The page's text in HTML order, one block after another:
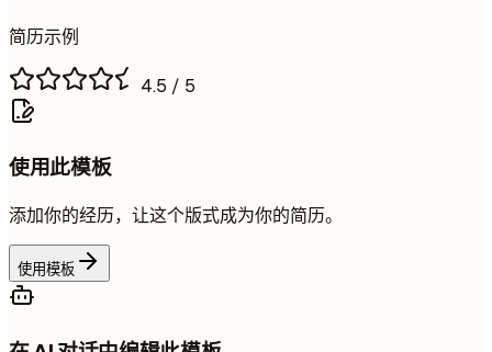
简历示例
4.5 / 5
使用此模板
添加你的经历，让这个版式成为你的简历。
使用模板